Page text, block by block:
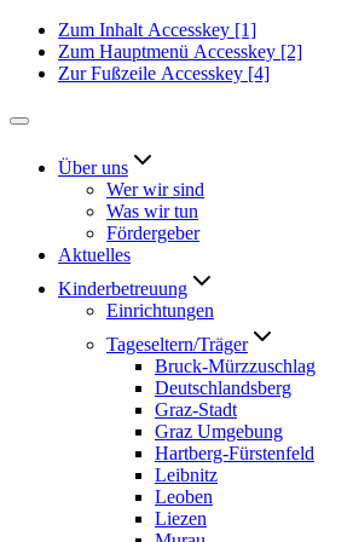
Zum Inhalt Accesskey [1]
Zum Hauptmenü Accesskey [2]
Zur Fußzeile Accesskey [4]
Über uns
Wer wir sind
Was wir tun
Fördergeber
Aktuelles
Kinderbetreuung
Einrichtungen
Tageseltern/Träger
Bruck-Mürzzuschlag
Deutschlandsberg
Graz-Stadt
Graz Umgebung
Hartberg-Fürstenfeld
Leibnitz
Leoben
Liezen